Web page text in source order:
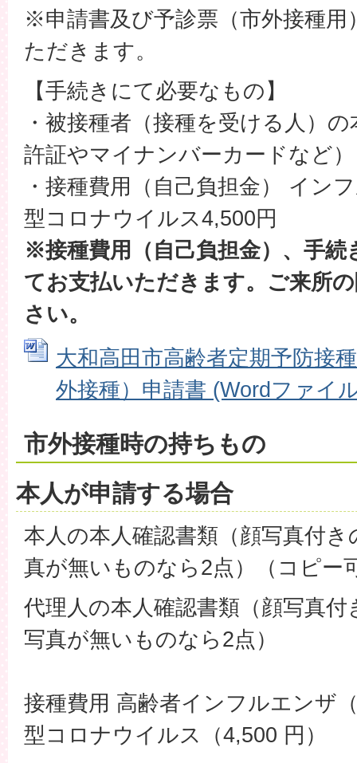
※申請書及び予診票（市外接種用
ただきます。
【手続きにて必要なもの】
・被接種者（接種を受ける人）
許証やマイナンバーカードなど）
・接種費用（自己負担金） イン
型コロナウイルス4,500円
※接種費用（自己負担金）、手続
てお支払いただきます。ご来所
さい。
大和高田市高齢者定期予防接
外接種）申請書 (Wordファイ
市外接種時の持ちもの
本人が申請する場合
本人の本人確認書類（顔写真付
真が無いものなら2点）（コピー
代理人の本人確認書類（顔写真
写真が無いものなら2点）
接種費用 高齢者インフルエンザ
型コロナウイルス（4,500 円）